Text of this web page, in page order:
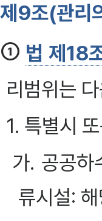
제9조(관리
① 법 제18
리범위는
1. 특별시
가. 공공하
류시설: